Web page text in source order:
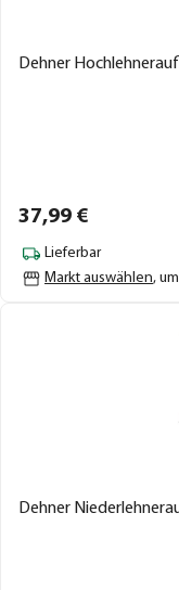
Dehner
37,99 €
Lieferbar
Markt auswählen,
Dehner